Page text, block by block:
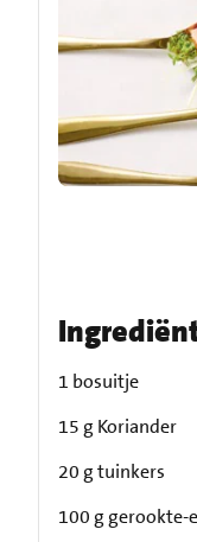
1 bosuitje
15 g Koriander
20 g tuinkers
100 g gerookte-